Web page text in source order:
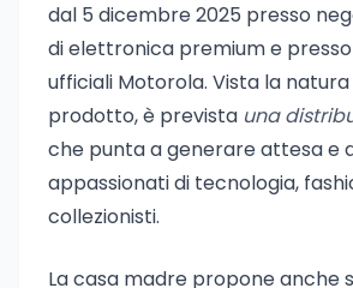
dal 5 dicembre 2025 presso
di elettronica premium e
ufficiali Motorola. Vista la
prodotto, è prevista una
che punta a generare attesa e
appassionati di tecnologia,
collezionisti.
La casa madre propone anche